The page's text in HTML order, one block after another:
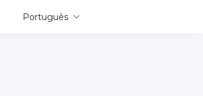
Português